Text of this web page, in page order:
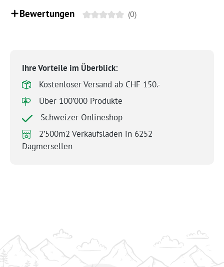
Bewertungen (0)
Ihre Vorteile im Überblick:
Kostenloser Versand ab CHF 150.-
Über 100’000 Produkte
Schweizer Onlineshop
2’500m2 Verkaufsladen in 6252
Dagmersellen